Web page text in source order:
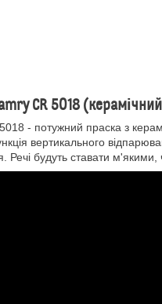
CR 5018
- потужний праска з
вертикального
Речі будуть ставати м'якими,